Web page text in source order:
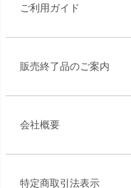
ご利用ガイド
販売終了品のご案内
会社概要
特定商取引法表示